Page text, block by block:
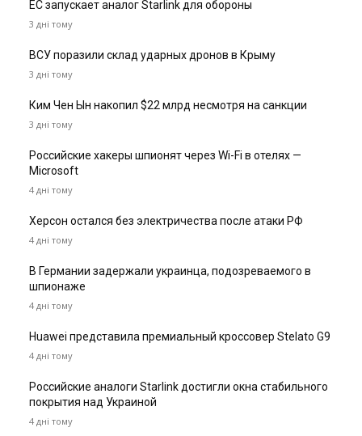
ЕС запускает аналог Starlink для обороны
3 дні тому
ВСУ поразили склад ударных дронов в Крыму
3 дні тому
Ким Чен Ын накопил $22 млрд несмотря на санкции
3 дні тому
Российские хакеры шпионят через Wi-Fi в отелях —
Microsoft
4 дні тому
Херсон остался без электричества после атаки РФ
4 дні тому
В Германии задержали украинца, подозреваемого в
шпионаже
4 дні тому
Huawei представила премиальный кроссовер Stelato G9
4 дні тому
Российские аналоги Starlink достигли окна стабильного
покрытия над Украиной
4 дні тому